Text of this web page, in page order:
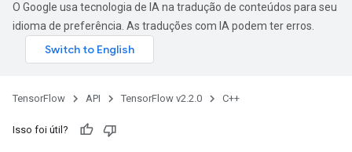
O Google usa tecnologia de IA na tradução de conteúdos para seu
idioma de preferência. As traduções com IA podem ter erros.
TensorFlow API TensorFlow v2.2.0 C++
Isso foi útil?